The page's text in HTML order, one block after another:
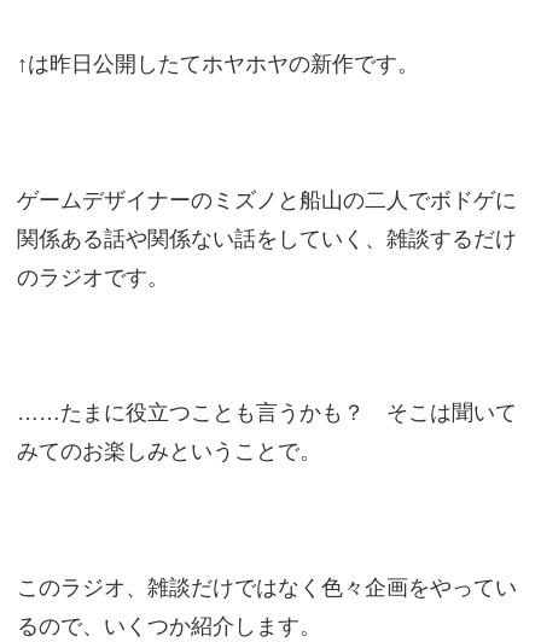
↑は昨日公開したてホヤホヤの新作です。
ゲームデザイナーのミズノと船山の二人でボドゲに
関係ある話や関係ない話をしていく、雑談するだけ
のラジオです。
……たまに役立つことも言うかも？ そこは聞いて
みてのお楽しみということで。
このラジオ、雑談だけではなく色々企画をやってい
るので、いくつか紹介します。